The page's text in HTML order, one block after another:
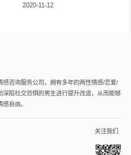
2020-11-12
咨询服务公司，拥有多年的两性情感/恋爱/
深陷社交恐惧的男生进行提升改造，从而能够
自由。
关注我们